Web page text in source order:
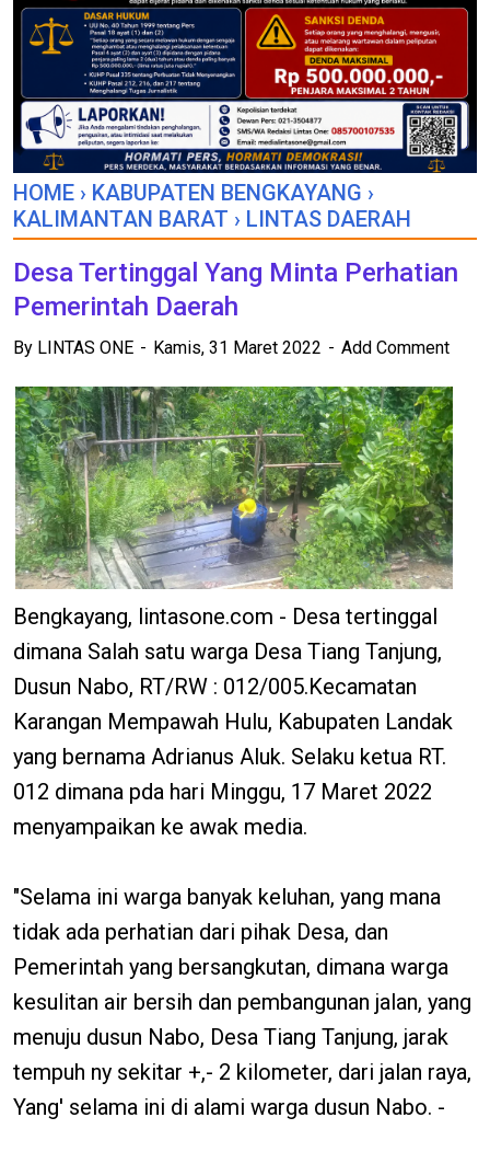
HOME › KABUPATEN BENGKAYANG ›
KALIMANTAN BARAT › LINTAS DAERAH
Desa Tertinggal Yang Minta Perhatian
Pemerintah Daerah
By LINTAS ONE Kamis, 31 Maret 2022 Add Comment
Bengkayang, lintasone.com - Desa tertinggal
dimana Salah satu warga Desa Tiang Tanjung,
Dusun Nabo, RT/RW : 012/005.Kecamatan
Karangan Mempawah Hulu, Kabupaten Landak
yang bernama Adrianus Aluk. Selaku ketua RT.
012 dimana pda hari Minggu, 17 Maret 2022
menyampaikan ke awak media.
"Selama ini warga banyak keluhan, yang mana
tidak ada perhatian dari pihak Desa, dan
Pemerintah yang bersangkutan, dimana warga
kesulitan air bersih dan pembangunan jalan, yang
menuju dusun Nabo, Desa Tiang Tanjung, jarak
tempuh ny sekitar +,- 2 kilometer, dari jalan raya,
Yang' selama ini di alami warga dusun Nabo. -